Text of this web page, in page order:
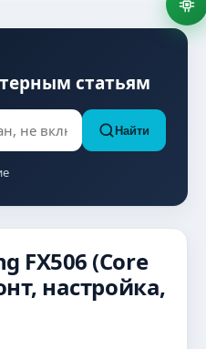
статьям
Найти
FX506 (Core
настройка,